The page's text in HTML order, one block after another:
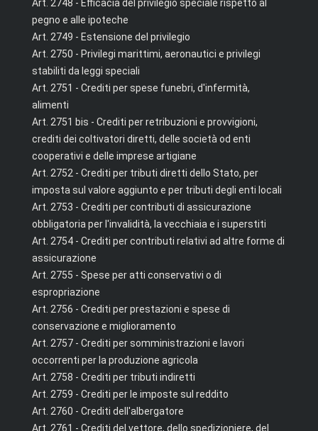
Art. 2748 - Efficacia del privilegio speciale rispetto al
pegno e alle ipoteche
Art. 2749 - Estensione del privilegio
Art. 2750 - Privilegi marittimi, aeronautici e privilegi
stabiliti da leggi speciali
Art. 2751 - Crediti per spese funebri, d'infermità,
alimenti
Art. 2751 bis - Crediti per retribuzioni e provvigioni,
crediti dei coltivatori diretti, delle società od enti
cooperativi e delle imprese artigiane
Art. 2752 - Crediti per tributi diretti dello Stato, per
imposta sul valore aggiunto e per tributi degli enti locali
Art. 2753 - Crediti per contributi di assicurazione
obbligatoria per l'invalidità, la vecchiaia e i superstiti
Art. 2754 - Crediti per contributi relativi ad altre forme di
assicurazione
Art. 2755 - Spese per atti conservativi o di
espropriazione
Art. 2756 - Crediti per prestazioni e spese di
conservazione e miglioramento
Art. 2757 - Crediti per somministrazioni e lavori
occorrenti per la produzione agricola
Art. 2758 - Crediti per tributi indiretti
Art. 2759 - Crediti per le imposte sul reddito
Art. 2760 - Crediti dell'albergatore
Art. 2761 - Crediti del vettore, dello spedizioniere, del